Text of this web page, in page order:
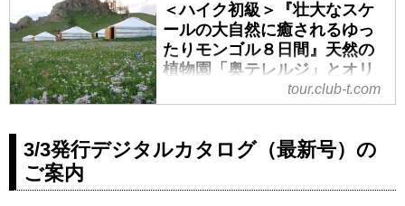
＜ハイク初級＞『壮大なスケ
ールの大自然に癒されるゆっ
たりモンゴル８日間』天然の
植物園「奥テレルジ」とオリ
ジナル（ミニ）ナーダムへご
案内！新月出発で満天の星空
＜ハイク初級＞『壮大なスケール
tour.club-t.com
3/3発行デジタルカタログ（最新号）の
ご案内